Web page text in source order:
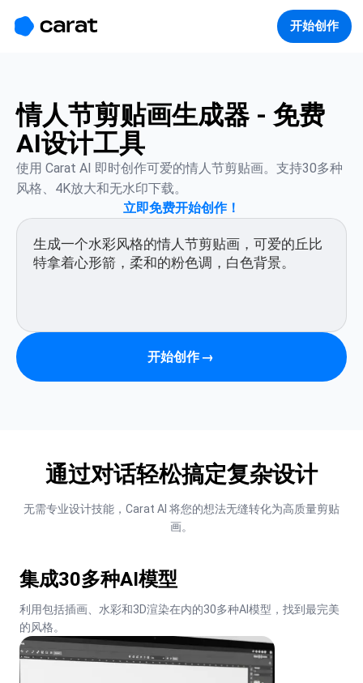
开始创作
情人节剪贴画生成器 - 免费
AI设计工具
使用 Carat AI 即时创作可爱的情人节剪贴画。支持30多种
风格、4K放大和无水印下载。
立即免费开始创作！
开始创作 →
通过对话轻松搞定复杂设计
无需专业设计技能，Carat AI 将您的想法无缝转化为高质量剪贴
画。
集成30多种AI模型
利用包括插画、水彩和3D渲染在内的30多种AI模型，找到最完美
的风格。